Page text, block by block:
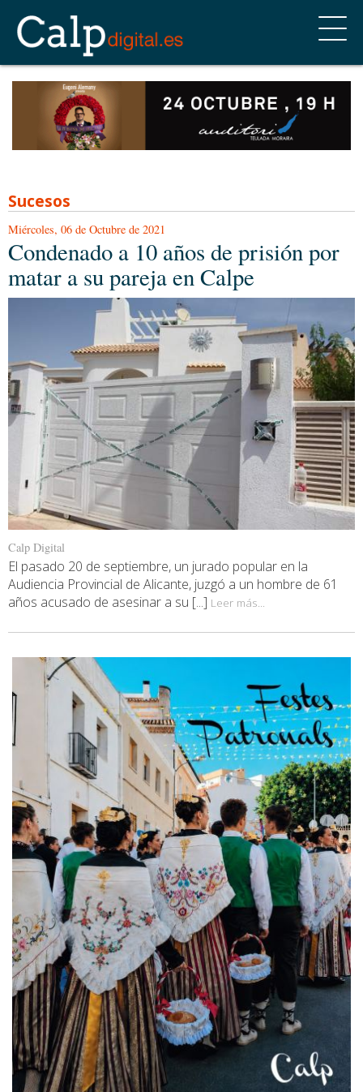
Sucesos
Miércoles, 06 de Octubre de 2021
Condenado a 10 años de prisión por
matar a su pareja en Calpe
Calp Digital
El pasado 20 de septiembre, un jurado popular en la
Audiencia Provincial de Alicante, juzgó a un hombre de 61
años acusado de asesinar a su [...] Leer más...